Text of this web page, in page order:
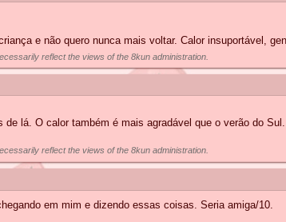
e não quero nunca mais voltar. Calor insuportável,
reflect the views of the 8kun administration.
lá. O calor também é mais agradável que o verão do
reflect the views of the 8kun administration.
em mim e dizendo essas coisas. Seria amiga/10.